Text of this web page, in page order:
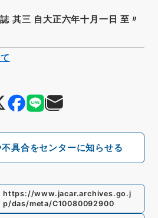
具合をセンターに知らせる
其三 自大正六年十月一日 至〃
https://www.jacar.archives.go.j
p/das/meta/C10080092900